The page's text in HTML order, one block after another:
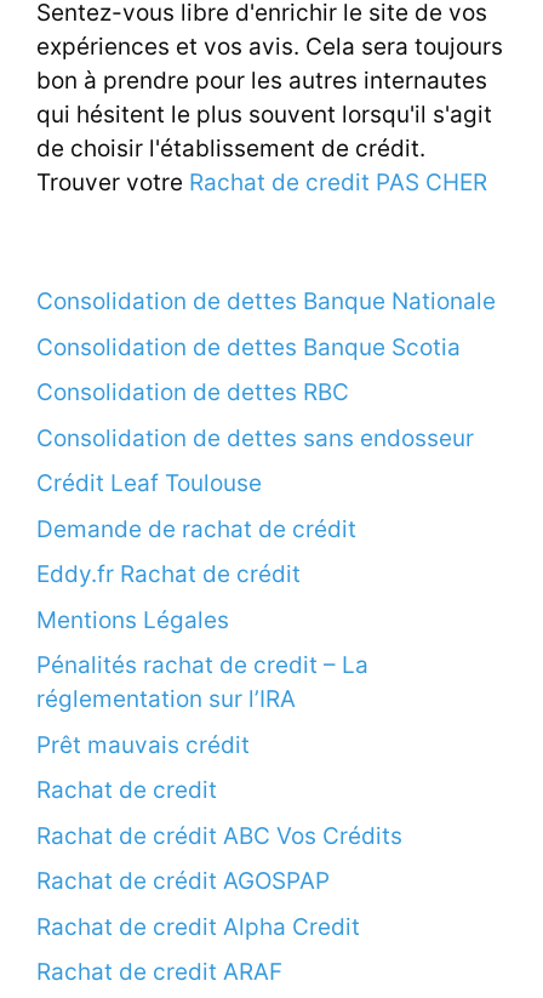
Sentez-vous libre d'enrichir le site de vos
expériences et vos avis. Cela sera toujours
bon à prendre pour les autres internautes
qui hésitent le plus souvent lorsqu'il s'agit
de choisir l'établissement de crédit.
Trouver votre Rachat de credit PAS CHER
Consolidation de dettes Banque Nationale
Consolidation de dettes Banque Scotia
Consolidation de dettes RBC
Consolidation de dettes sans endosseur
Crédit Leaf Toulouse
Demande de rachat de crédit
Eddy.fr Rachat de crédit
Mentions Légales
Pénalités rachat de credit – La
réglementation sur l’IRA
Prêt mauvais crédit
Rachat de credit
Rachat de crédit ABC Vos Crédits
Rachat de crédit AGOSPAP
Rachat de credit Alpha Credit
Rachat de credit ARAF